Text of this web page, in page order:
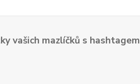
vašich mazlíčků s hashtagem